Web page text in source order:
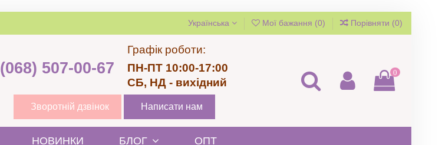
Українська Мої бажання (0) Порівняти (0)
(068) 507-00-67
Графік роботи:
ПН-ПТ 10:00-17:00
СБ, НД - вихідний
Зворотній дзвінок Написати нам
0
НОВИНКИ БЛОГ ОПТ